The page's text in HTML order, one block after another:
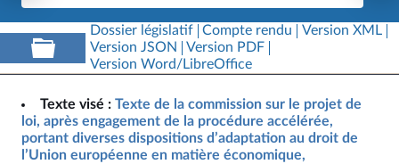
Dossier législatif Compte rendu
Version XML
Version JSON
Version PDF
Version Word/LibreOffice
Texte visé : Texte de la commission sur le projet de
loi, après engagement de la procédure accélérée,
portant diverses dispositions d’adaptation au droit de
l’Union européenne en matière économique,